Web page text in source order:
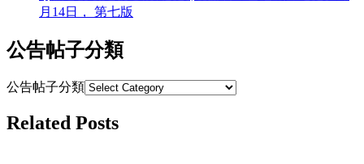
月14日， 第七版
公告帖子分類
公告帖子分類
Related Posts